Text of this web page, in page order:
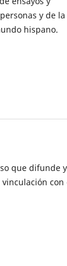
y de la
hispano.
que difunde y
con